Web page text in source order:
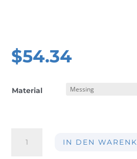
$54.34
Material
IN DEN